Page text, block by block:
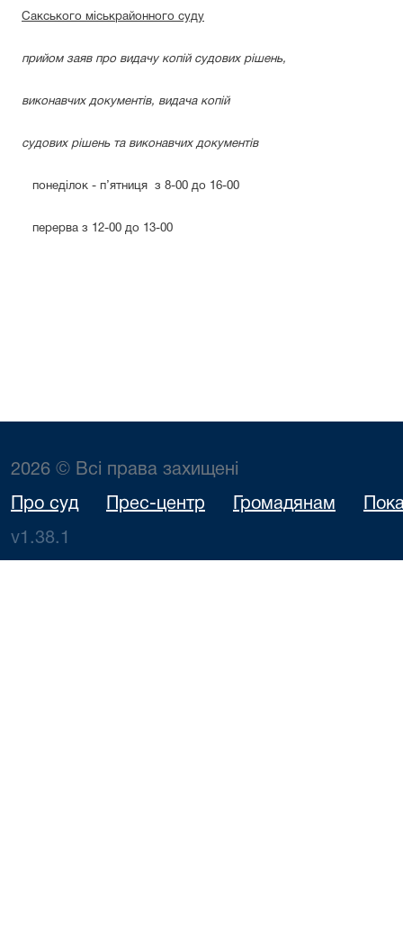
Сакського міськрайонного суду
прийом заяв про видачу копій судових рішень,
виконавчих документів, видача копій
судових рішень та виконавчих документів
понеділок - п’ятниця з 8-00 до 16-00
перерва з 12-00 до 13-00
2026 © Всі права захищені
Про суд Прес-центр Громадянам
v1.38.1